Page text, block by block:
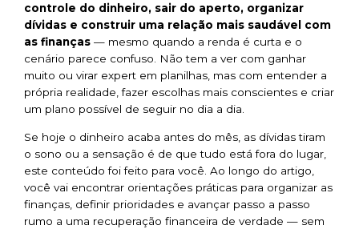
controle do dinheiro, sair do aperto, organizar
dívidas e construir uma relação mais saudável com
as finanças — mesmo quando a renda é curta e o
cenário parece confuso. Não tem a ver com ganhar
muito ou virar expert em planilhas, mas com entender a
própria realidade, fazer escolhas mais conscientes e criar
um plano possível de seguir no dia a dia.
Se hoje o dinheiro acaba antes do mês, as dívidas tiram
o sono ou a sensação é de que tudo está fora do lugar,
este conteúdo foi feito para você. Ao longo do artigo,
você vai encontrar orientações práticas para organizar as
finanças, definir prioridades e avançar passo a passo
rumo a uma recuperação financeira de verdade — sem